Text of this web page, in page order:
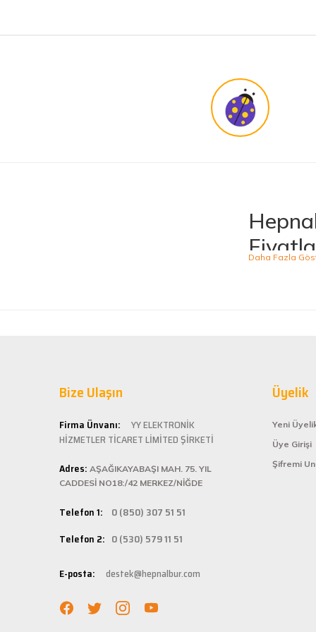
ü... ş... | 22/01/2025
Deneyimini Paylaş
alışveriş
ömürlü
Kolay
istediğiniz
bilgilere
Hızlı
adresinize
Bize Ulaşın
Firma Ünvanı:
YY ELEKTRONİK
HİZMETLER TİCARET LİMİTED ŞİRKETİ
Adres: AŞAĞIKAYABAŞI MAH. 75. YIL
CADDESİ NO18:/42 MERKEZ/NİĞDE
Telefon 1: 0 (850) 307 51 51
Telefon 2: 0 (530) 579 11 51
E-posta: destek@hepnalbur.com
Üyelik
Yeni
Üye Girişi
Şifremi